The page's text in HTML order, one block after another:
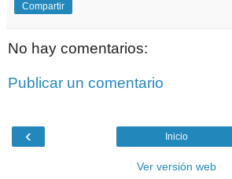
Compartir
No hay comentarios:
Publicar un comentario
‹ Inicio
Ver versión web